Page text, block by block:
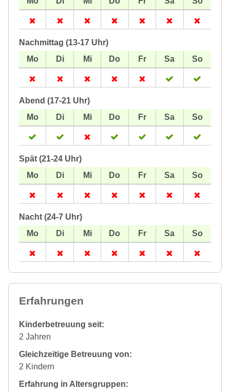
Nachmittag (13-17 Uhr)
Abend (17-21 Uhr)
Spät (21-24 Uhr)
Nacht (24-7 Uhr)
Erfahrungen
Kinderbetreuung seit:
2 Jahren
Gleichzeitige Betreuung von:
2 Kindern
Erfahrung in Altersgruppen: